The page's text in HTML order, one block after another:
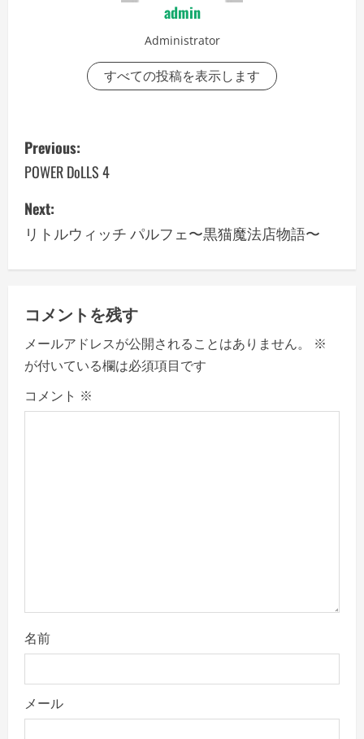
admin
Administrator
すべての投稿を表示します
P
o
s
t
n
a
v
i
g
Previous:
POWER DoLLS 4
Next:
リトルウィッチ パルフェ〜黒猫魔法店物語〜
コメントを残す
メールアドレスが公開されることはありません。
※
が付いている欄は必須項目です
コメント ※
名前
メール